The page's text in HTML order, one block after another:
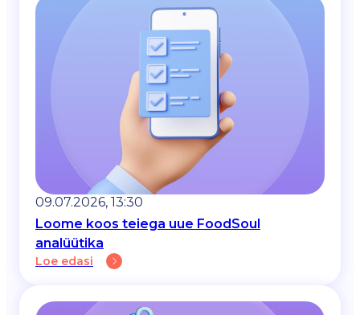
09.07.2026, 13:30
Loome koos teiega uue FoodSoul
analüütika
Loe edasi